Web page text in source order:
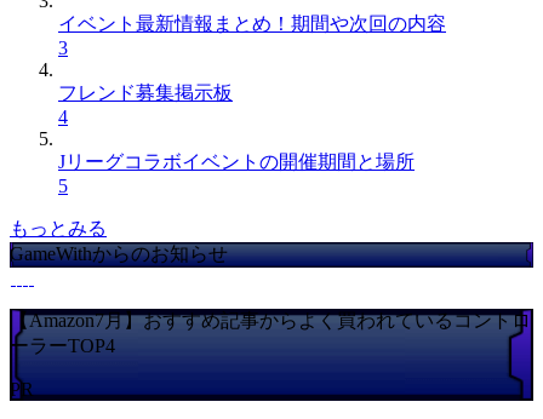
イベント最新情報まとめ！期間や次回の内容
3
フレンド募集掲示板
4
Jリーグコラボイベントの開催期間と場所
5
もっとみる
GameWithからのお知らせ
【Amazon7月】おすすめ記事からよく買われているコントロ
ーラーTOP4
PR